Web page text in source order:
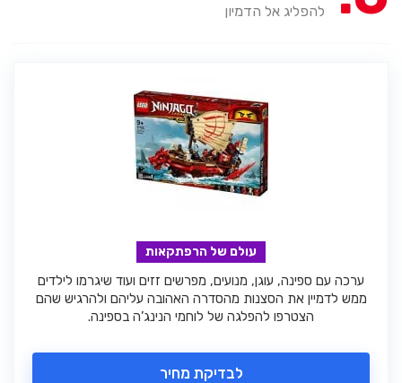
להפליג אל הדמיון
עולם של הרפתקאות
ערכה עם ספינה, עוגן, מנועים, מפרשים זזים ועוד שיגרמו לילדים
ממש לדמיין את הסצנות מהסדרה האהובה עליהם ולהרגיש שהם
הצטרפו להפלגה של לוחמי הנינג’ה בספינה.
לבדיקת מחיר